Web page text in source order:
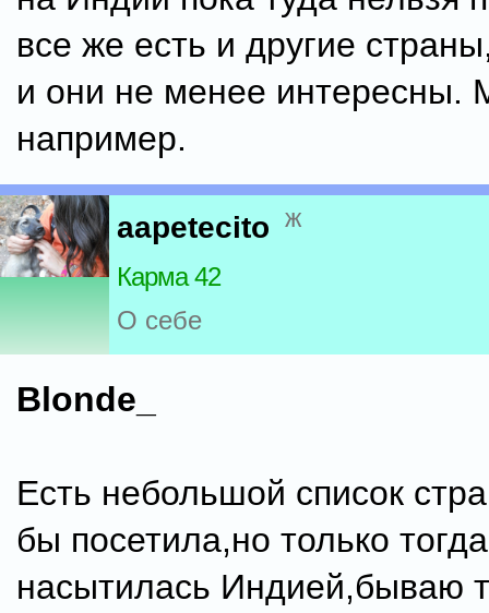
все же есть и другие
и они не менее интересны.
например.
aapetecito ж
Карма 42
О себе
Blonde_
Есть небольшой список
бы посетила,но только
насытилась Индией,бываю